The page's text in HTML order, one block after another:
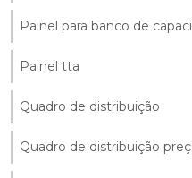
Painel para banco de
Painel tta
Quadro de distribuição
Quadro de distribuição